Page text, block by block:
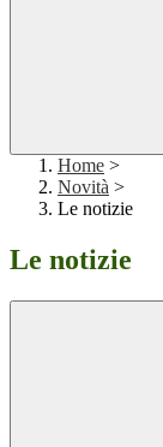
Home >
Novità >
Le notizie
Le notizie